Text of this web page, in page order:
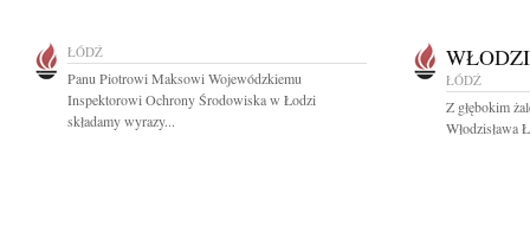
ŁÓDŹ
Panu Piotrowi Maksowi Wojewódzkiemu
Inspektorowi Ochrony Środowiska w Łodzi
składamy wyrazy...
ŁÓDŹ
Z głębokim
Włodzisława